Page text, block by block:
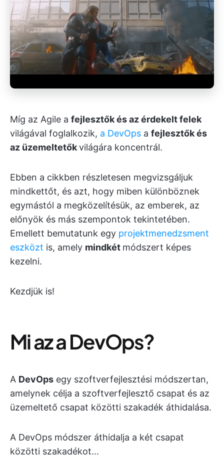
Míg az Agile a fejlesztők és az érdekelt felek
világával foglalkozik, a DevOps a fejlesztők és
az üzemeltetőkvilágára koncentrál.
Ebben a cikkben részletesen megvizsgáljuk
mindkettőt, és azt, hogy miben különböznek
egymástól a megközelítésük, az emberek, az
előnyök és más szempontok tekintetében.
Emellett bemutatunk egy projektmenedzsment
eszközt is, amely mindkét módszert képes
kezelni.
Kezdjük is!
Mi az a DevOps?
A DevOps egy szoftverfejlesztési módszertan,
amelynek célja a szoftverfejlesztő csapat és az
üzemeltető csapat közötti szakadék áthidalása.
A DevOps módszer áthidalja a két csapat
közötti szakadékot...